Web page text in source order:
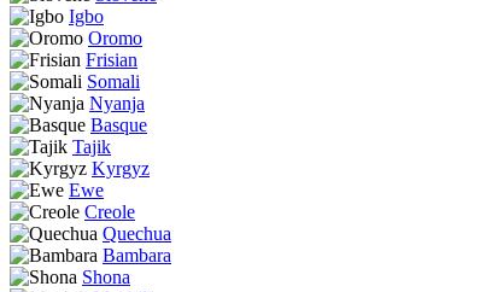
Igbo
Oromo
Frisian
Somali
Nyanja
Basque
Tajik
Kyrgyz
Ewe
Creole
Quechua
Bambara
Shona